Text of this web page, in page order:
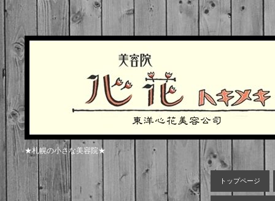
★札幌の小さな美容院★
トップページ